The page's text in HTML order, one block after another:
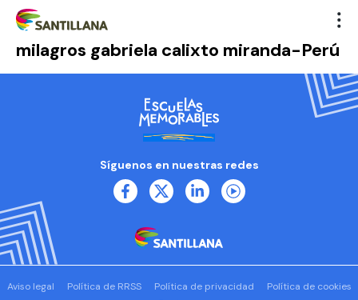
milagros gabriela calixto miranda-Perú
Síguenos en nuestras redes
Aviso legal Política de RRSS Política de privacidad
Política de cookies